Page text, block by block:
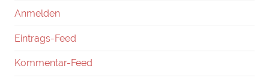
Anmelden
Eintrags-Feed
Kommentar-Feed